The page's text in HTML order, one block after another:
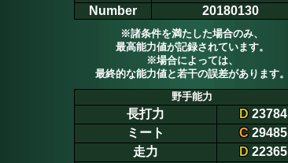
Number
20180130
※諸条件を満たした場合のみ、
最高能力値が記録されています。
※場合によっては、
最終的な能力値と若干の誤差があります。
野手能力
長打力 D 23784
ミート
C 29485
走力
D 22365